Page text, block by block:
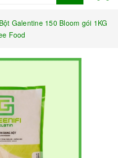
Bột Galentine 150 Bloom gói 1KG
Food